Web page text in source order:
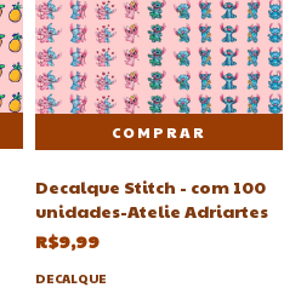
Decalque Stitch - com 100
unidades-Atelie Adriartes
R$9,99
DECALQUE